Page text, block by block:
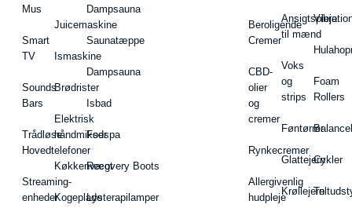
Mus
Smart
TV
Sounds
Bars
Trådløse
Hovedtelefoner
Streaming-
enheder
Juicemaskine
Ismaskine
Brødrister
Elektrisk
håndmikser
Køkkenvægt
Kogeplade
Dampsauna
Saunatæppe
Dampsauna
Isbad
Fodspa
Recovery Boots
Lysterapilamper
Beroligende
Cremer
CBD-
olier
og
cremer
Rynkecremer
Allergivenlig
hudpleje
Ansigtspleje
til mænd
Voks
og
strips
Føntørrer
Glattejern
Krøllejern
Foam
Rollers
Cykler